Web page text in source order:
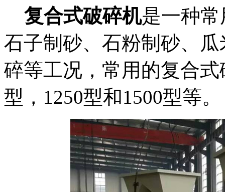
复合式破碎机是一种
石子制砂、石粉制砂、
碎等工况，常用的复合
型，1250型和1500型等。